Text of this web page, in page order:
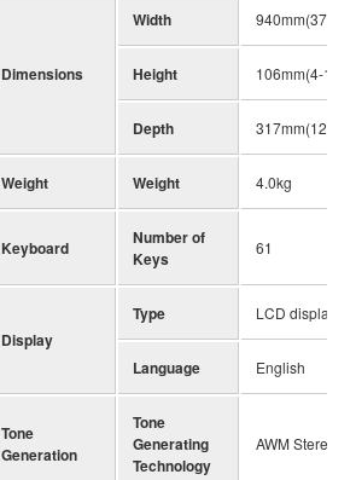
Dimensions
Width 940mm(37-1/
Height 106mm(4-1/4”)
Depth 317mm(12-1/
Weight Weight 4.0kg
Keyboard
Number of
Keys
61
Display
Type LCD display
Language English
Tone
Generation
Tone
Generating
Technology
AWM Stereo